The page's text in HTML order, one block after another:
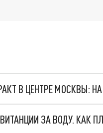
В ЦЕНТРЕ МОСКВЫ:
ЗА ВОДУ. КАК